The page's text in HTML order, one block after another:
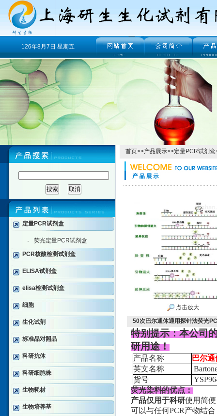
126年8月7日 星期五
定量PCR试剂盒
·
荧光定量PCR试剂盒
PCR核酸检测试剂盒
ELISA试剂盒
elisa检测试剂盒
细胞
生化试剂
标准品对照品
科研抗体
科研细胞株
生物耗材
生物培养基
首页>>产品展示>>定量PCR试剂盒
点击放大
50次巴尔通体通用探针法荧光
特别提示：本公司
研用途！
产品名称
巴尔
英文名称
货号
荧光染料的优点：
产品仅用于科研使用简
可以与任何PCR产物结合